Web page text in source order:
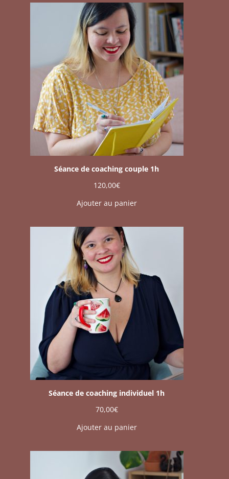
Séance de coaching couple 1h
120,00€
Ajouter au panier
Séance de coaching individuel 1h
70,00€
Ajouter au panier